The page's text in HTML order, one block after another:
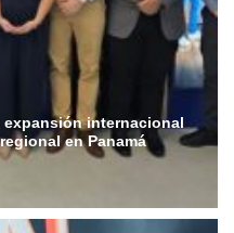
internacional
en Panamá